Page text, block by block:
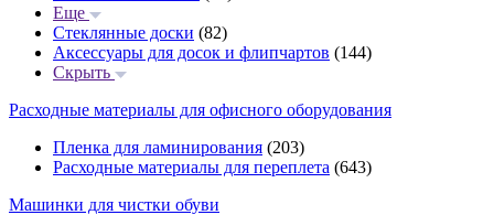
Еще
Стеклянные доски (82)
Аксессуары для досок и флипчартов (144)
Скрыть
Расходные материалы для офисного оборудования
Пленка для ламинирования (203)
Расходные материалы для переплета (643)
Машинки для чистки обуви